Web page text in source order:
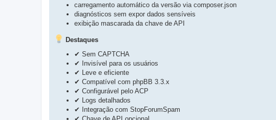
carregamento automático da versão via composer.json
diagnósticos sem expor dados sensíveis
exibição mascarada da chave de API
Destaques
✔ Sem CAPTCHA
✔ Invisível para os usuários
✔ Leve e eficiente
✔ Compatível com phpBB 3.3.x
✔ Configurável pelo ACP
✔ Logs detalhados
✔ Integração com StopForumSpam